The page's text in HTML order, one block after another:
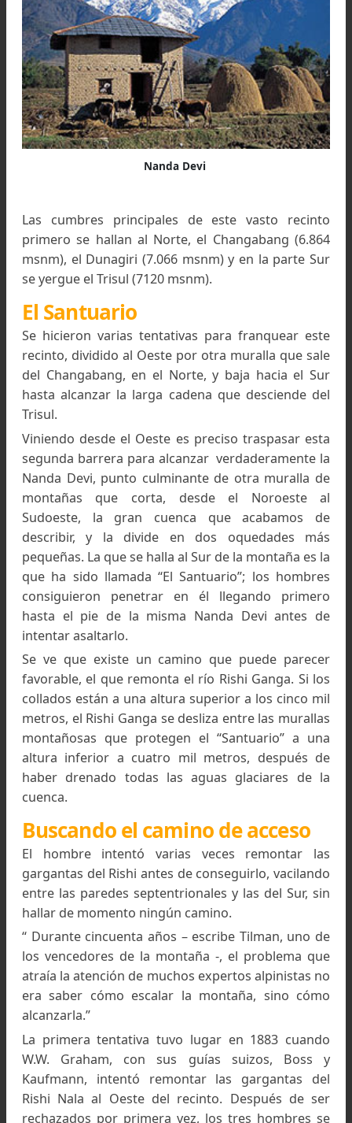
La montaña estaba en el corazón de un
hay que añadir todavía que la muralla que
santuario tiene ciento diez kilómetros
circunferencia, que alcanza y supera los siete
metros en sus puntos más elevados y que
de los collados que la cortan, y que podrían
de vías de paso, tiene una altura inferior a los
Nanda Devi
Las cumbres principales de este vasto
primero se hallan al Norte, el Changabang
msnm), el Dunagiri (7.066 msnm) y en la parte
se yergue el Trisul (7120 msnm).
El Santuario
Se hicieron varias tentativas para franquear
recinto, dividido al Oeste por otra muralla que
del Changabang, en el Norte, y baja hacia el
hasta alcanzar la larga cadena que desciende
Trisul.
Viniendo desde el Oeste es preciso traspasar
segunda barrera para alcanzar
Nanda Devi, punto culminante de otra muralla
montañas que corta, desde el Noroeste
Sudoeste, la gran cuenca que acabamos
describir, y la divide en dos oquedades
pequeñas. La que se halla al Sur de la montaña
que ha sido llamada “El Santuario”; los
consiguieron penetrar en él llegando
hasta el pie de la misma Nanda Devi antes
intentar asaltarlo.
Se ve que existe un camino que puede
favorable, el que remonta el río Rishi Ganga. Si
collados están a una altura superior a los cinco
metros, el Rishi Ganga se desliza entre las